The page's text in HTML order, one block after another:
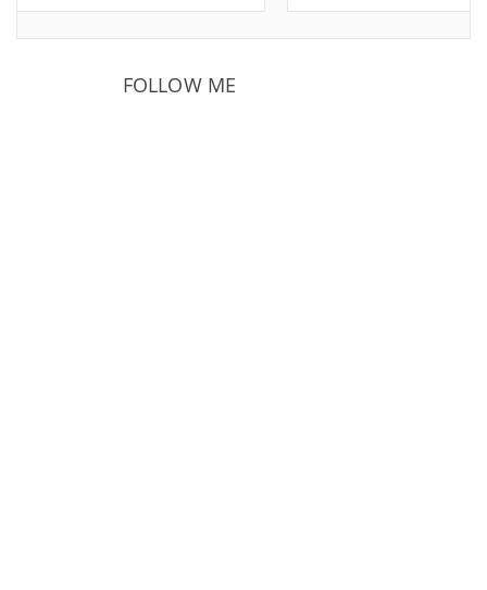
FOLLOW ME